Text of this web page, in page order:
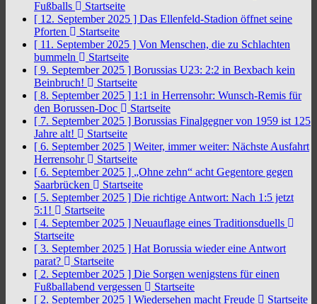
Fußballs
Startseite
[ 12. September 2025 ] Das Ellenfeld-Stadion öffnet seine
Pforten
Startseite
[ 11. September 2025 ] Von Menschen, die zu Schlachten
bummeln
Startseite
[ 9. September 2025 ] Borussias U23: 2:2 in Bexbach kein
Beinbruch!
Startseite
[ 8. September 2025 ] 1:1 in Herrensohr: Wunsch-Remis für
den Borussen-Doc
Startseite
[ 7. September 2025 ] Borussias Finalgegner von 1959 ist 125
Jahre alt!
Startseite
[ 6. September 2025 ] Weiter, immer weiter: Nächste Ausfahrt
Herrensohr
Startseite
[ 6. September 2025 ] „Ohne zehn“ acht Gegentore gegen
Saarbrücken
Startseite
[ 5. September 2025 ] Die richtige Antwort: Nach 1:5 jetzt
5:1!
Startseite
[ 4. September 2025 ] Neuauflage eines Traditionsduells
Startseite
[ 3. September 2025 ] Hat Borussia wieder eine Antwort
parat?
Startseite
[ 2. September 2025 ] Die Sorgen wenigstens für einen
Fußballabend vergessen
Startseite
[ 2. September 2025 ] Wiedersehen macht Freude
Startseite